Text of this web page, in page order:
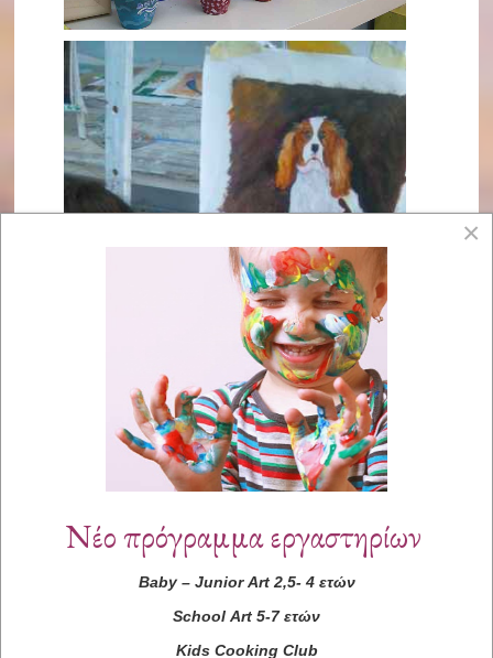
×
Νέο πρόγραμμα εργαστηρίων
Baby– Junior Art2,5- 4 ετών
School Art 5-7 ετών
Kids Cooking Club